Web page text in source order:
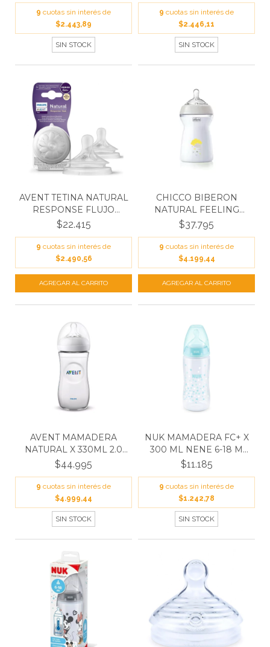
9 cuotas sin interés de
$2.443,89
SIN STOCK
9 cuotas sin interés de
$2.446,11
SIN STOCK
AVENT TETINA NATURAL
RESPONSE FLUJO
RAPI...
$22.415
9 cuotas sin interés de
$2.490,56
CHICCO BIBERON
NATURAL FEELING
330ML 6M+...
$37.795
9 cuotas sin interés de
$4.199,44
AVENT MAMADERA
NATURAL X 330ML 2.0
6M+ S...
$44.995
9 cuotas sin interés de
$4.999,44
SIN STOCK
NUK MAMADERA FC+ X
300 ML NENE 6-18 M
N0...
$11.185
9 cuotas sin interés de
$1.242,78
SIN STOCK